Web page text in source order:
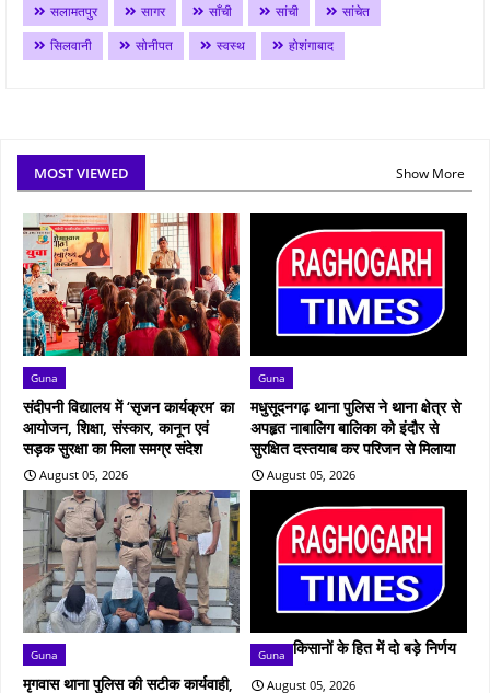
सलामतपुर
सागर साँची सांची
सांचेत
सिलवानी
सोनीपत स्वस्थ होशंगाबाद
MOST VIEWED Show More
Guna
संदीपनी विद्यालय में ‘सृजन कार्यक्रम’ का
आयोजन, शिक्षा, संस्कार, कानून एवं
सड़क सुरक्षा का मिला समग्र संदेश
August 05, 2026
Guna
मधुसूदनगढ़ थाना पुलिस ने थाना क्षेत्र से
अपहृत नाबालिग बालिका को इंदौर से
सुरक्षित दस्तयाब कर परिजन से मिलाया
August 05, 2026
Guna
मृगवास थाना पुलिस की सटीक कार्यवाही,
Guna किसानों के हित में दो बड़े निर्णय
August 05, 2026